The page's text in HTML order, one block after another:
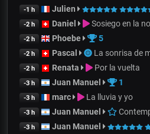
-1 h Julien
-2 h Daniel Sosiego en la
-2 h Phoebe 5
-2 h Pascal La sonrisa de
-2 h Renata Por la vuelta
-3 h Juan Manuel 1
-3 h marc La lluvia y yo
-3 h Juan Manuel
-3 h Juan Manuel